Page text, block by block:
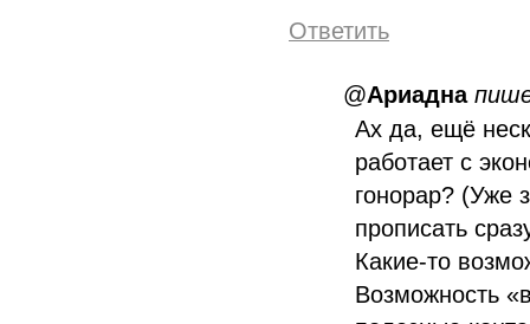
Ответить
@Ариадна
Ах да, ещё
работает с
гонорар? (Уже
прописать
Какие-то
Возможность